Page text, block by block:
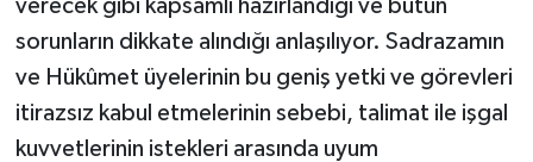
verecek gibi kapsamlı hazırlandığı ve bütün
sorunların dikkate alındığı anlaşılıyor. Sadrazamın
ve Hükûmet üyelerinin bu geniş yetki ve görevleri
itirazsız kabul etmelerinin sebebi, talimat ile işgal
kuvvetlerinin istekleri arasında uyum